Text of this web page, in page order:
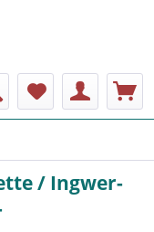
/ Ingwer-